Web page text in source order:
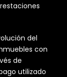
del
con
de
utilizado